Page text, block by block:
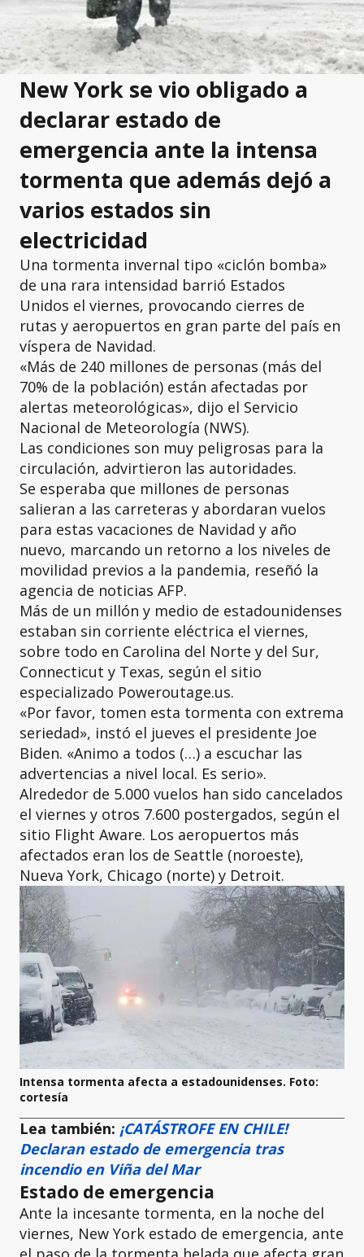
New York se vio obligado a
declarar estado de
emergencia ante la intensa
tormenta que además dejó a
varios estados sin
electricidad
Una tormenta invernal tipo «ciclón bomba»
de una rara intensidad barrió Estados
Unidos el viernes, provocando cierres de
rutas y aeropuertos en gran parte del país en
víspera de Navidad.
«Más de 240 millones de personas (más del
70% de la población) están afectadas por
alertas meteorológicas», dijo el Servicio
Nacional de Meteorología (NWS).
Las condiciones son muy peligrosas para la
circulación, advirtieron las autoridades.
Se esperaba que millones de personas
salieran a las carreteras y abordaran vuelos
para estas vacaciones de Navidad y año
nuevo, marcando un retorno a los niveles de
movilidad previos a la pandemia, reseñó la
agencia de noticias AFP.
Más de un millón y medio de estadounidenses
estaban sin corriente eléctrica el viernes,
sobre todo en Carolina del Norte y del Sur,
Connecticut y Texas, según el sitio
especializado Poweroutage.us.
«Por favor, tomen esta tormenta con extrema
seriedad», instó el jueves el presidente Joe
Biden. «Animo a todos (…) a escuchar las
advertencias a nivel local. Es serio».
Alrededor de 5.000 vuelos han sido cancelados
el viernes y otros 7.600 postergados, según el
sitio Flight Aware. Los aeropuertos más
afectados eran los de Seattle (noroeste),
Nueva York, Chicago (norte) y Detroit.
Intensa tormenta afecta a estadounidenses. Foto:
cortesía
Lea también: ¡CATÁSTROFE EN CHILE!
Declaran estado de emergencia tras
incendio en Viña del Mar
Estado de emergencia
Ante la incesante tormenta, en la noche del
viernes, New York estado de emergencia, ante